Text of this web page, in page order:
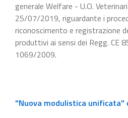
generale Welfare - U.O.
25/07/2019, riguardante i
riconoscimento e registrazione
produttivi ai sensi dei Regg. CE
1069/2009.
"Nuova modulistica unificata"